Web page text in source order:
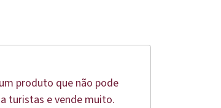
produto que não pode
turistas e vende muito.